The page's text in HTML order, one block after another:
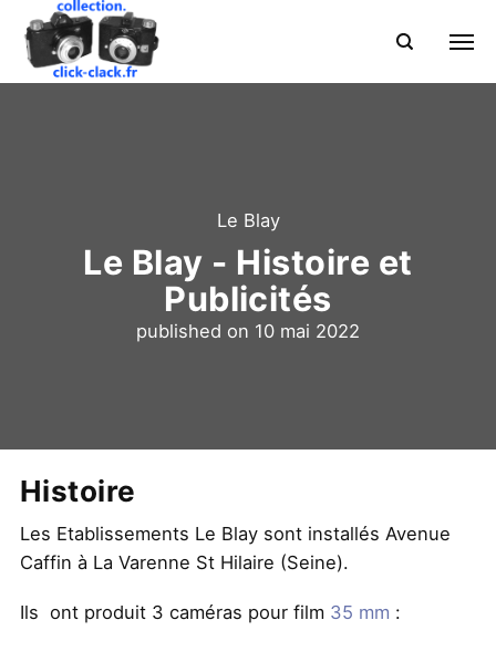
Le Blay
Le Blay - Histoire et
Publicités
published on 10 mai 2022
Histoire
Les Etablissements Le Blay sont installés Avenue
Caffin à La Varenne St Hilaire (Seine).
Ils ont produit 3 caméras pour film 35 mm :